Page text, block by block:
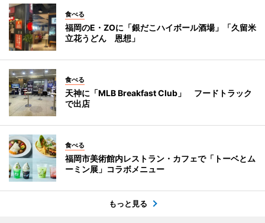
食べる
福岡のE・ZOに「銀だこハイボール酒場」「久留米
立花うどん 恩想」
食べる
天神に「MLB Breakfast Club」 フードトラック
で出店
食べる
福岡市美術館内レストラン・カフェで「トーベとム
ーミン展」コラボメニュー
もっと見る